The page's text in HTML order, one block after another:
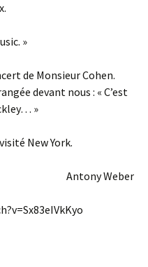
»
de Monsieur Cohen.
devant nous : « C’est
»
New York.
Antony Weber